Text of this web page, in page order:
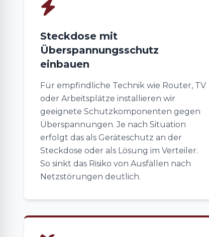
Steckdose mit
Überspannungsschutz
einbauen
Für empfindliche Technik wie Router, TV
oder Arbeitsplätze installieren wir
geeignete Schutzkomponenten gegen
Überspannungen. Je nach Situation
erfolgt das als Geräteschutz an der
Steckdose oder als Lösung im Verteiler.
So sinkt das Risiko von Ausfällen nach
Netzstörungen deutlich.